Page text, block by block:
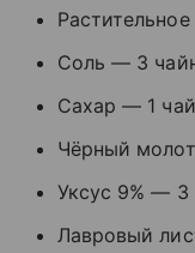
Соль — 3
Сахар — 1
Чёрный
Уксус 9% — 3
Лавровый